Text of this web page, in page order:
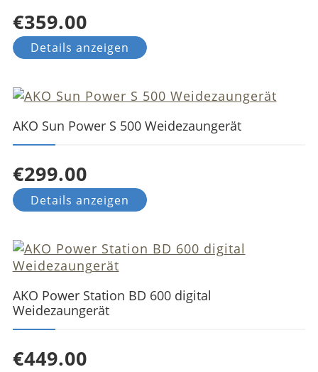
€359.00
Details anzeigen
AKO Sun Power S 500 Weidezaungerät
€299.00
Details anzeigen
AKO Power Station BD 600 digital
Weidezaungerät
€449.00